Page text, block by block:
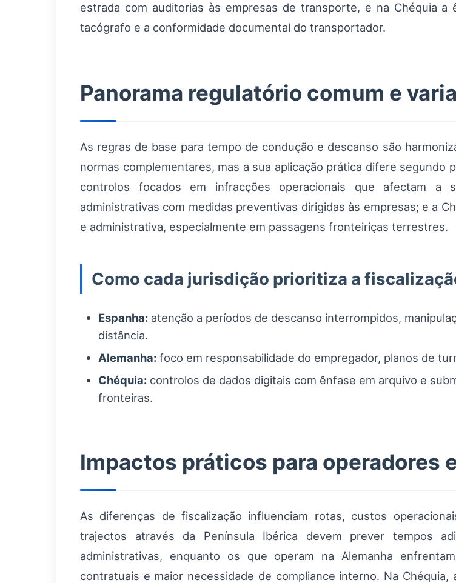
estrada com auditorias às empresas de transporte, e na Chéquia
tacógrafo e a conformidade documental do transportador.
Panorama regulatório comum e
As regras de base para tempo de condução e descanso são
normas complementares, mas a sua aplicação prática difere segundo
controlos focados em infracções operacionais que afectam a
administrativas com medidas preventivas dirigidas às empresas; e a
e administrativa, especialmente em passagens fronteiriças terrestres.
Como cada jurisdição prioritiza a
Espanha: atenção a períodos de descanso interrompidos,
distância.
Alemanha: foco em responsabilidade do empregador, planos de
Chéquia: controlos de dados digitais com ênfase em arquivo e
fronteiras.
Impactos práticos para operadores
As diferenças de fiscalização influenciam rotas, custos
trajectos através da Península Ibérica devem prever tempos
administrativas, enquanto os que operam na Alemanha
contratuais e maior necessidade de compliance interno. Na